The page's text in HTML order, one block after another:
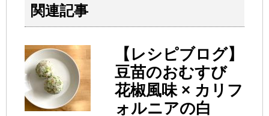
関連記事
【レシピブログ】
豆苗のおむすび
花椒風味 × カリフ
ォルニアの白